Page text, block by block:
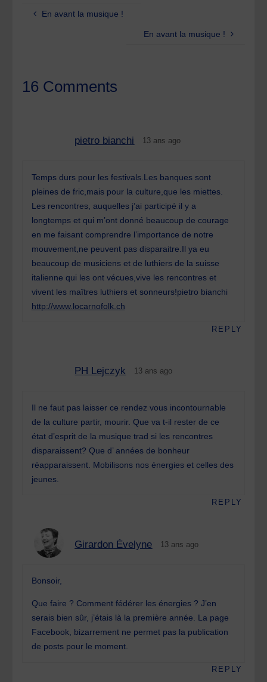
En avant la musique !
En avant la musique !
16 Comments
pietro bianchi 13 ans ago
Temps durs pour les festivals.Les banques sont
pleines de fric,mais pour la culture,que les miettes.
Les rencontres, auquelles j’ai participé il y a
longtemps et qui m’ont donné beaucoup de courage
en me faisant comprendre l’importance de notre
mouvement,ne peuvent pas disparaitre.Il ya eu
beaucoup de musiciens et de luthiers de la suisse
italienne qui les ont vécues,vive les rencontres et
vivent les maîtres luthiers et sonneurs!pietro bianchi
http://www.locarnofolk.ch
REPLY
PH Lejczyk 13 ans ago
Il ne faut pas laisser ce rendez vous incontournable
de la culture partir, mourir. Que va t-il rester de ce
état d’esprit de la musique trad si les rencontres
disparaissent? Que d’ années de bonheur
réapparaissent. Mobilisons nos énergies et celles des
jeunes.
REPLY
Girardon Évelyne 13 ans ago
Bonsoir,
Que faire ? Comment fédérer les énergies ? J’en
serais bien sûr, j’étais là la première année. La page
Facebook, bizarrement ne permet pas la publication
de posts pour le moment.
REPLY